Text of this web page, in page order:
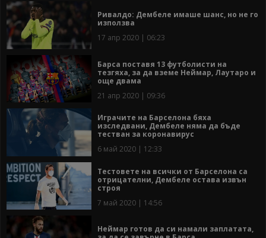
Ривалдо: Дембеле имаше шанс, но не го
използва
17 апр 2020 | 06:23
Барса поставя 13 футболисти на
тезгяха, за да вземе Неймар, Лаутаро и
още двама
21 апр 2020 | 09:36
Играчите на Барселона бяха
изследвани, Дембеле няма да бъде
тестван за коронавирус
6 май 2020 | 12:33
Тестовете на всички от Барселона са
отрицателни, Дембеле остава извън
строя
7 май 2020 | 14:56
Неймар готов да си намали заплатата,